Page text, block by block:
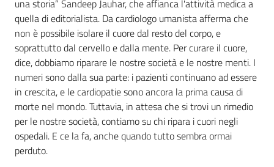
una storia” Sandeep Jauhar, che affianca l'attività medica a
quella di editorialista. Da cardiologo umanista afferma che
non è possibile isolare il cuore dal resto del corpo, e
soprattutto dal cervello e dalla mente. Per curare il cuore,
dice, dobbiamo riparare le nostre società e le nostre menti. I
numeri sono dalla sua parte: i pazienti continuano ad essere
in crescita, e le cardiopatie sono ancora la prima causa di
morte nel mondo. Tuttavia, in attesa che si trovi un rimedio
per le nostre società, contiamo su chi ripara i cuori negli
ospedali. E ce la fa, anche quando tutto sembra ormai
perduto.